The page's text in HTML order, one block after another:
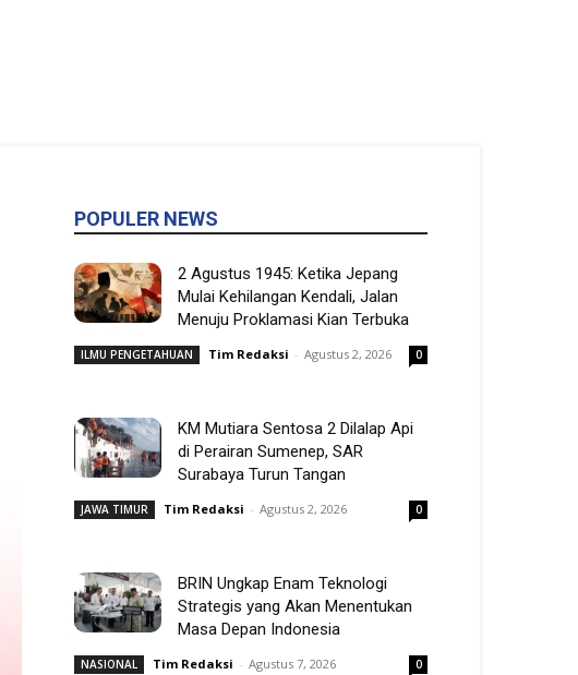
POPULER NEWS
2 Agustus 1945: Ketika Jepang
Mulai Kehilangan Kendali, Jalan
Menuju Proklamasi Kian Terbuka
ILMU PENGETAHUAN Tim Redaksi - Agustus 2, 2026 0
KM Mutiara Sentosa 2 Dilalap Api
di Perairan Sumenep, SAR
Surabaya Turun Tangan
JAWA TIMUR Tim Redaksi - Agustus 2, 2026 0
BRIN Ungkap Enam Teknologi
Strategis yang Akan Menentukan
Masa Depan Indonesia
NASIONAL Tim Redaksi - Agustus 7, 2026 0